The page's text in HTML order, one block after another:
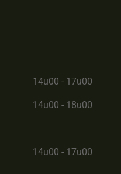
14u00 - 17u00
14u00 - 18u00
14u00 - 17u00